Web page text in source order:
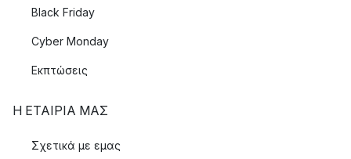
Black Friday
Cyber Monday
Εκπτώσεις
Η ΕΤΑΊΡΙΑ ΜΑΣ
Σχετικά με εμας